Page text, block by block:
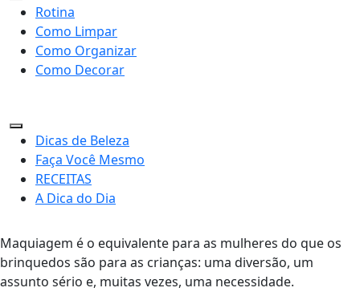
Rotina
Como Limpar
Como Organizar
Como Decorar
Dicas de Beleza
Faça Você Mesmo
RECEITAS
A Dica do Dia
Maquiagem é o equivalente para as mulheres do que os
brinquedos são para as crianças: uma diversão, um
assunto sério e, muitas vezes, uma necessidade.